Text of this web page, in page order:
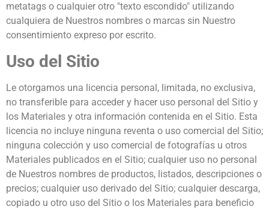
metatags o cualquier otro "texto escondido" utilizando
cualquiera de Nuestros nombres o marcas sin Nuestro
consentimiento expreso por escrito.
Uso del Sitio
Le otorgamos una licencia personal, limitada, no exclusiva,
no transferible para acceder y hacer uso personal del Sitio y
los Materiales y otra información contenida en el Sitio. Esta
licencia no incluye ninguna reventa o uso comercial del Sitio;
ninguna colección y uso comercial de fotografías u otros
Materiales publicados en el Sitio; cualquier uso no personal
de Nuestros nombres de productos, listados, descripciones o
precios; cualquier uso derivado del Sitio; cualquier descarga,
copiado u otro uso del Sitio o los Materiales para beneficio